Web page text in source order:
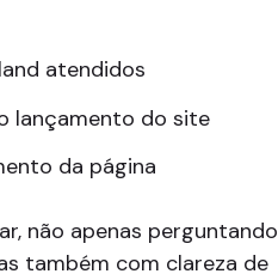
atendidos
lançamento do site
da página
não apenas perguntando
também com clareza de